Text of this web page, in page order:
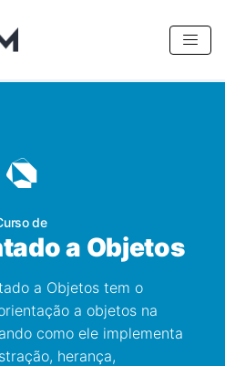
de
a Objetos
a Objetos tem o
a objetos na
como ele implementa
herança,